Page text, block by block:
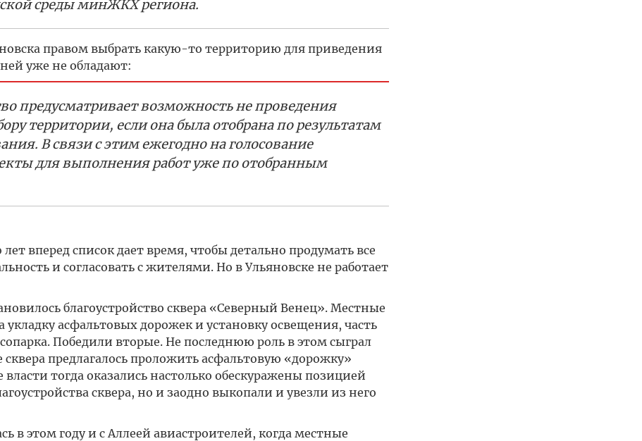
среды минЖКХ региона.
правом выбрать какую-то территорию для приведения
уже не обладают:
предусматривает возможность не проведения
территории, если она была отобрана по результатам
В связи с этим ежегодно на голосование
для выполнения работ уже по отобранным
вперед список дает время, чтобы детально продумать все
и согласовать с жителями. Но в Ульяновске не работает
благоустройство сквера «Северный Венец». Местные
укладку асфальтовых дорожек и установку освещения, часть
Победили вторые. Не последнюю роль в этом сыграл
предлагалось проложить асфальтовую «дорожку»
тогда оказались настолько обескуражены позицией
сквера, но и заодно выкопали и увезли из него
в этом году и с Аллеей авиастроителей, когда местные